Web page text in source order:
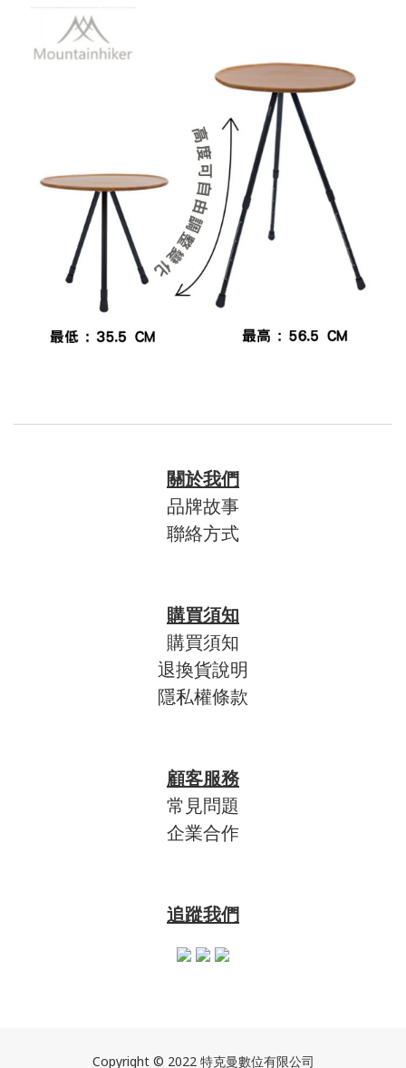
關於我們
品牌故事
聯絡方式
購買須知
購買須知
退換貨說明
隱私權條款
顧客服務
常見問題
企業合作
追蹤我們
Copyright © 2022 特克曼數位有限公司